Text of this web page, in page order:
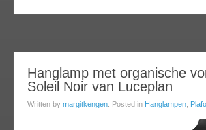
Hanglamp met organische
Soleil Noir van Luceplan
Written by margitkengen . Posted in Hanglampen